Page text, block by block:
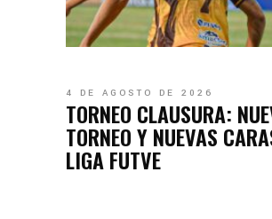
4 DE AGOSTO DE 2026
TORNEO CLAUSURA:
TORNEO Y NUEVAS
LIGA FUTVE